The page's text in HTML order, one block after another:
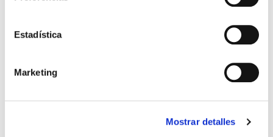
Estadística
Marketing
Mostrar detalles